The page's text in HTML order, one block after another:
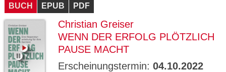
BUCH EPUB PDF
Christian Greiser
WENN DER ERFOLG PLÖTZLICH
PAUSE MACHT
Erscheinungstermin: 04.10.2022